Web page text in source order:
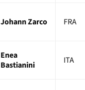
Johann Zarco FRA
Enea
Bastianini
ITA